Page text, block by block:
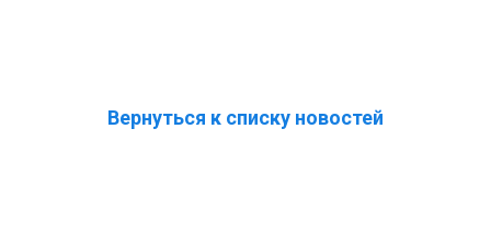
Вернуться к списку новостей